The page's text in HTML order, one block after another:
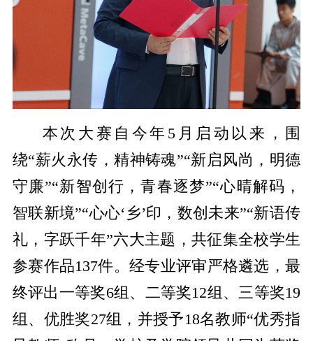
本次大赛自今年5月启动以来，围
绕“薪火永传，精神铸魂”“新启风尚，明德
守廉”“新智创行，青春逐梦”“心晴解码，
智联新境”“心心‘乡’印，数创未来”“新语传
礼，字跃千年”六大主题，共征集全校学生
参赛作品137件。经专业评审严格遴选，最
终评出一等奖6组、二等奖12组、三等奖19
组、优胜奖27组，并授予18名教师“优秀指